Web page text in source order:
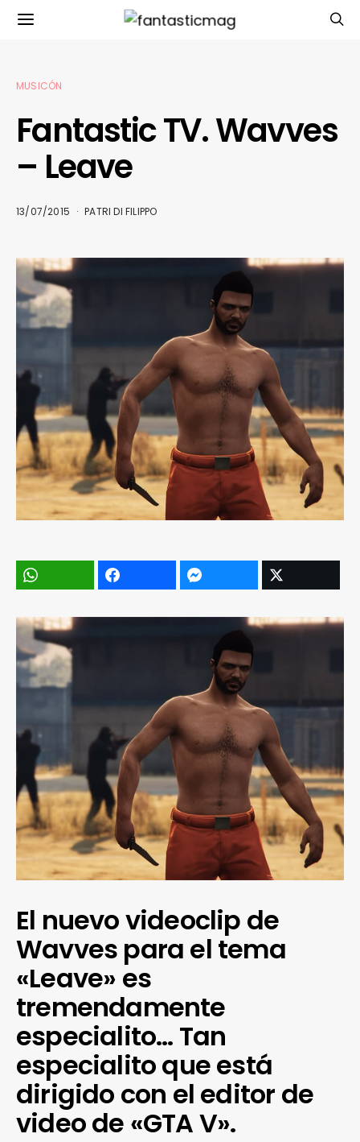
MUSICÓN
Fantastic TV. Wavves
– Leave
13/07/2015 PATRI DI FILIPPO
El nuevo videoclip de
Wavves para el tema
«Leave» es
tremendamente
especialito… Tan
especialito que está
dirigido con el editor de
video de «GTA V».